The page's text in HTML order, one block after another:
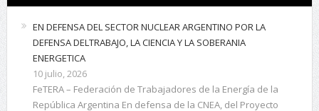
EN DEFENSA DEL SECTOR NUCLEAR ARGENTINO POR LA
DEFENSA DELTRABAJO, LA CIENCIA Y LA SOBERANIA
ENERGETICA
10 julio, 2026
FeTERA – Federación de Trabajadores de la Energía de la
República Argentina En defensa de la CNEA, del Proyecto